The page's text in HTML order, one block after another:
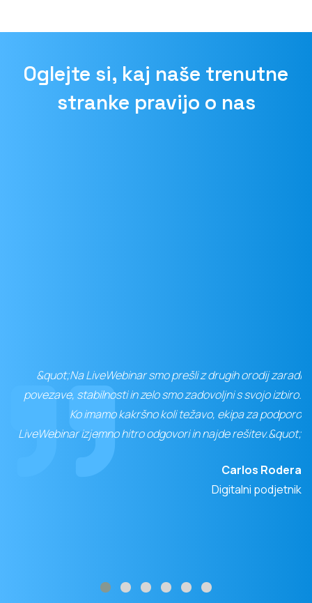
Oglejte si, kaj naše trenutne
stranke pravijo o nas
&quot;Na LiveWebinar smo prešli z drugih orodij zaradi
povezave, stabilnosti in zelo smo zadovoljni s svojo izbiro.
Ko imamo kakršno koli težavo, ekipa za podporo
LiveWebinar izjemno hitro odgovori in najde rešitev.&quot;
Carlos Rodera
Digitalni podjetnik